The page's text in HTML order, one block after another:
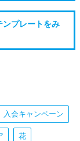
ンプレートをみ
入会キャンペーン
花